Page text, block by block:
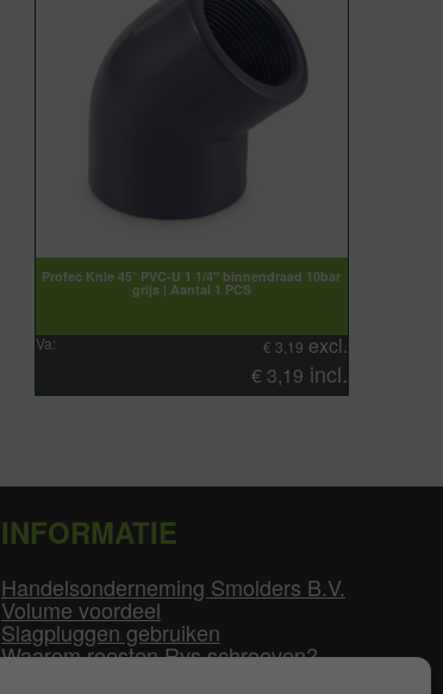
Profec Knie 45° PVC-U 1 1/4″ binnendraad 10bar
grijs | Aantal 1 PCS
Va: € 3,19 excl.
€ 3,19 incl.
INFORMATIE
Handelsonderneming Smolders B.V.
Volume voordeel
Slagpluggen gebruiken
Waarom roesten Rvs schroeven?